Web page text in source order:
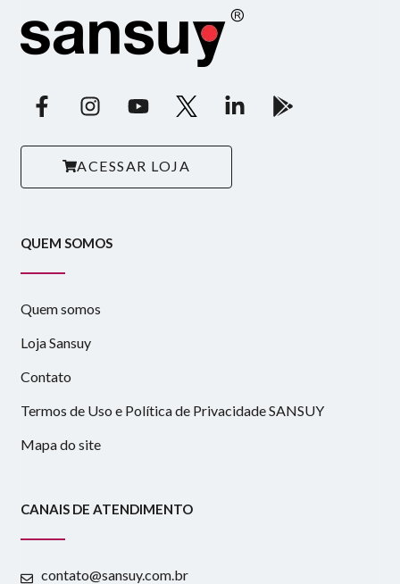
ACESSAR LOJA
QUEM SOMOS
Quem somos
Loja Sansuy
Contato
Termos de Uso e Política de Privacidade SANSUY
Mapa do site
CANAIS DE ATENDIMENTO
contato@sansuy.com.br